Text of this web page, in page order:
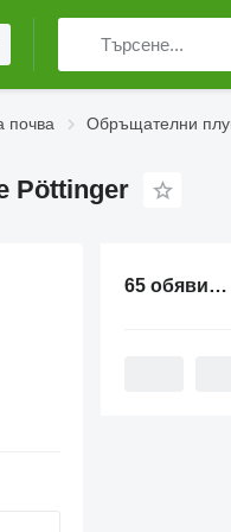
почва Обръщателни
Pöttinger
65 обяви: